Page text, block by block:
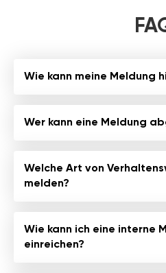
Wie kann meine Meldung
Wer kann eine Meldung
Welche Art von
melden?
Wie kann ich eine interne
einreichen?